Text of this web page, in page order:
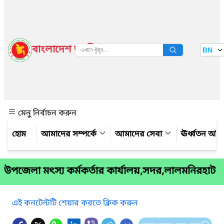
বাংলাদেশ জাতীয় তথ্য বাতায়ন BN
মেনু নির্বাচন করুন
আমাদের সম্পর্কে
আমাদের সেবা ঊর্ধ্বতন
উপজেলা মৎস্য কর্মকর্তার কার্যালয়,সদর,লালমনিরহাট
এই কনটেন্টটি শেয়ার করতে ক্লিক করুন